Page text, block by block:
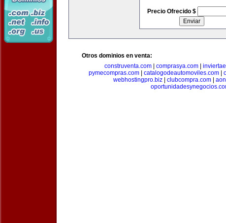
Precio Ofrecido $
Otros dominios en venta:
construventa.com| comprasya.com|
pymecompras.com| catalogodeautomoviles.com|
webhostingpro.biz| clubcompra.com|